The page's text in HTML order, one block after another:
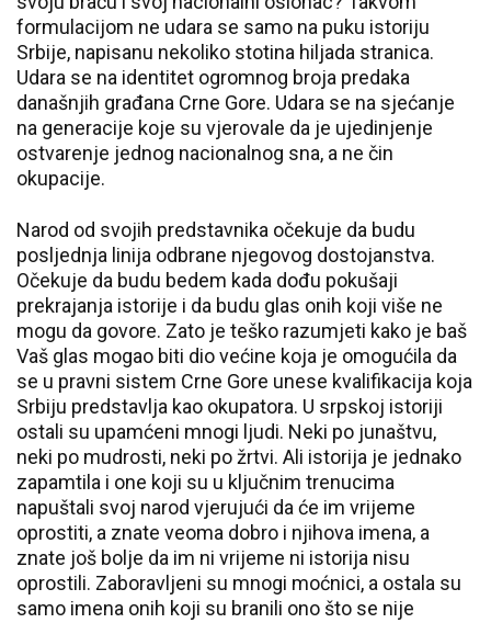
formulacijom ne udara se samo na puku istoriju
Srbije, napisanu nekoliko stotina hiljada stranica.
Udara se na identitet ogromnog broja predaka
današnjih građana Crne Gore. Udara se na sjećanje
na generacije koje su vjerovale da je ujedinjenje
ostvarenje jednog nacionalnog sna, a ne čin
okupacije.
Narod od svojih predstavnika očekuje da budu
posljednja linija odbrane njegovog dostojanstva.
Očekuje da budu bedem kada dođu pokušaji
prekrajanja istorije i da budu glas onih koji više ne
mogu da govore. Zato je teško razumjeti kako je baš
Vaš glas mogao biti dio većine koja je omogućila da
se u pravni sistem Crne Gore unese kvalifikacija koja
Srbiju predstavlja kao okupatora. U srpskoj istoriji
ostali su upamćeni mnogi ljudi. Neki po junaštvu,
neki po mudrosti, neki po žrtvi. Ali istorija je jednako
zapamtila i one koji su u ključnim trenucima
napuštali svoj narod vjerujući da će im vrijeme
oprostiti, a znate veoma dobro i njihova imena, a
znate još bolje da im ni vrijeme ni istorija nisu
oprostili. Zaboravljeni su mnogi moćnici, a ostala su
samo imena onih koji su branili ono što se nije